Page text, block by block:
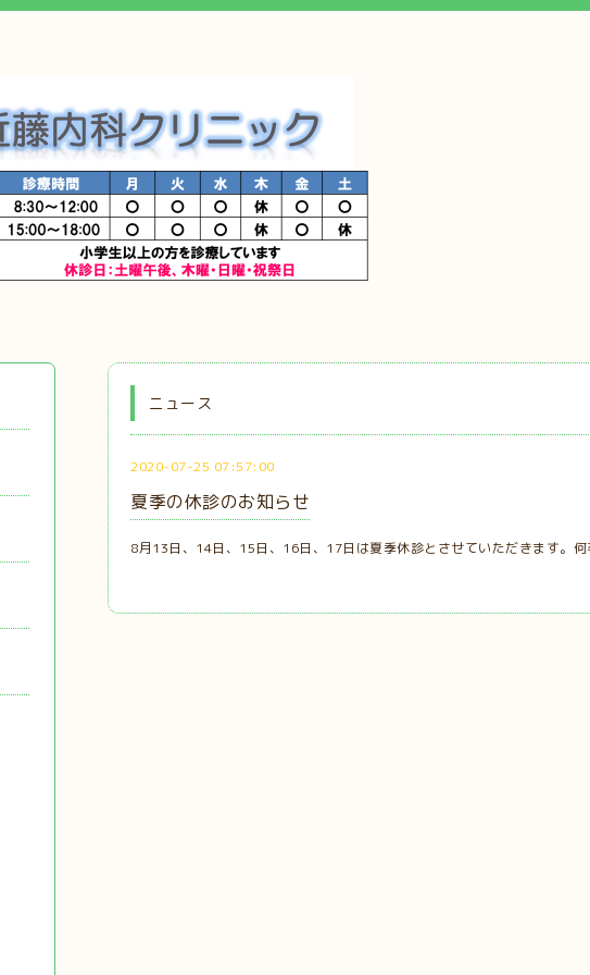
ニュース
2020-07-25 07:57:00
夏季の休診のお知らせ
8月13日、14日、15日、16日、17日は夏季休診とさせていただきます。何